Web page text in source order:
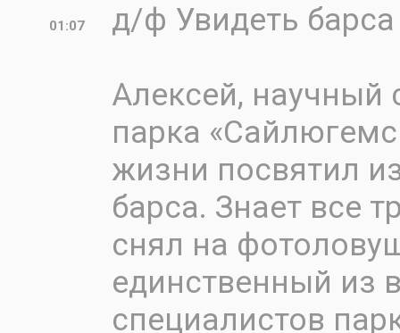
01:07
д/ф Увидеть барса
Алексей, научный
парка
жизни посвятил
барса. Знает все
снял на
единственный из
специалистов